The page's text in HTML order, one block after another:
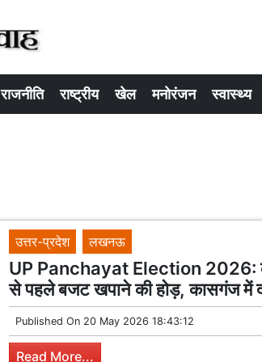
राजनीति राष्ट्रीय खेल मनोरंजन स्वास्थ्य
उत्तर-प्रदेश लखनऊ
UP Panchayat Election 2026:
से पहले बजट खपाने की होड़, कासगंज में
Published On 20 May 2026 18:43:12
Read More...